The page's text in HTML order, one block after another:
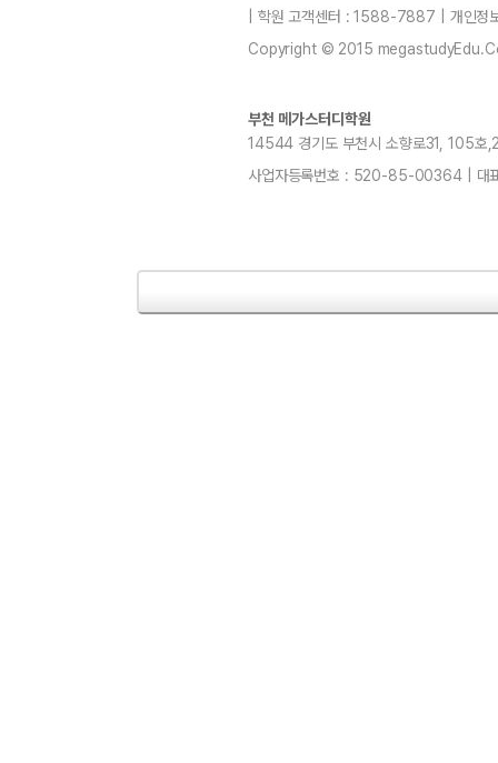
| 학원 고객센터 : 1588-7887 | 개인
Copyright © 2015
부천 메가스터디학원
14544 경기도 부천시 소향로31, 105
사업자등록번호 : 520-85-00364 | 대